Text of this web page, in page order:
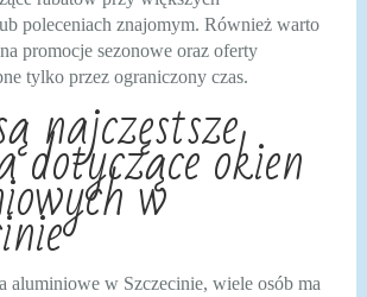
poleceniach znajomym. Również warto
promocje sezonowe oraz oferty
tylko przez ograniczony czas.
najczęstszeokien
w
aluminiowe w Szczecinie, wiele osób ma